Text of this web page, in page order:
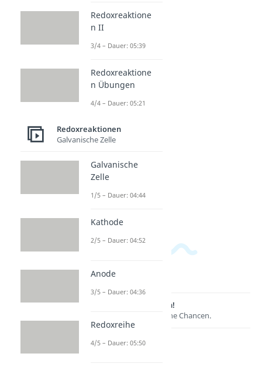
Lernen lohnt sich!
Entdecke hier deine Chancen.
Redoxreaktione
n II
3/4 – Dauer: 05:39
Redoxreaktione
n Übungen
4/4 – Dauer: 05:21
Redoxreaktionen
Galvanische Zelle
Galvanische
Zelle
1/5 – Dauer: 04:44
Kathode
2/5 – Dauer: 04:52
Anode
3/5 – Dauer: 04:36
Redoxreihe
4/5 – Dauer: 05:50